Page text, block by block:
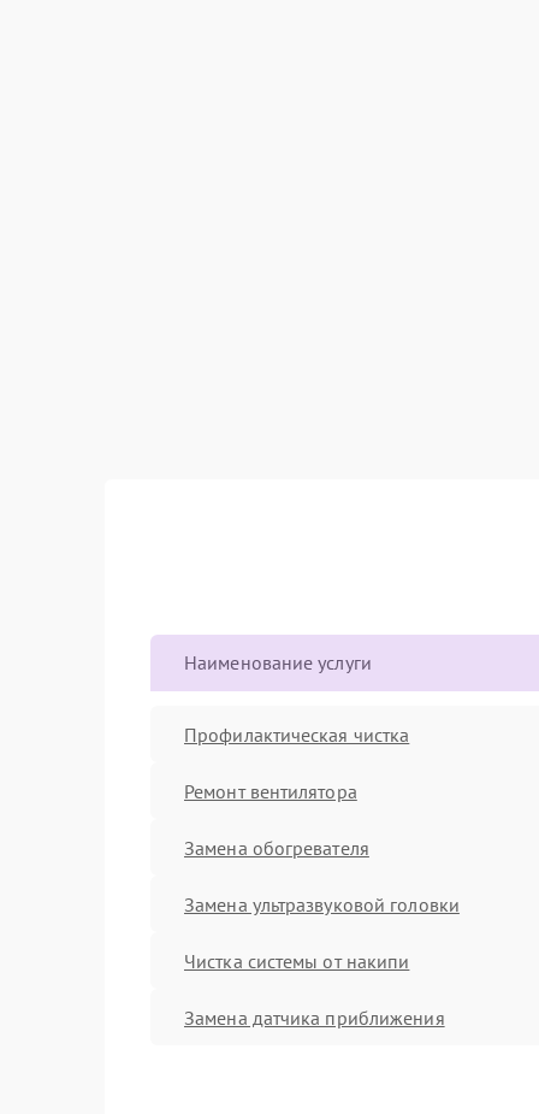
Наименование услуги
Профилактическая чистка
Ремонт вентилятора
Замена обогревателя
Замена ультразвуковой головки
Чистка системы от накипи
Замена датчика приближения